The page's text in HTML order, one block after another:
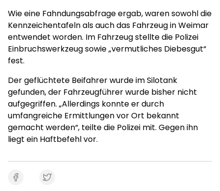
Wie eine Fahndungsabfrage ergab, waren sowohl die
Kennzeichentafeln als auch das Fahrzeug in Weimar
entwendet worden. Im Fahrzeug stellte die Polizei
Einbruchswerkzeug sowie „vermutliches Diebesgut“
fest.
Der geflüchtete Beifahrer wurde im Silotank
gefunden, der Fahrzeugführer wurde bisher nicht
aufgegriffen. „Allerdings konnte er durch
umfangreiche Ermittlungen vor Ort bekannt
gemacht werden“, teilte die Polizei mit. Gegen ihn
liegt ein Haftbefehl vor.